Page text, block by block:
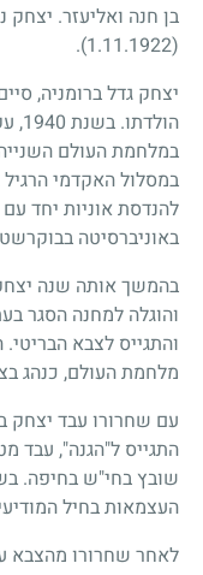
בן חנה ואליעזר. יצחק
(1.11.1922)
.
יצחק גדל ברומניה,
במלחמת העולם
במסלול האקדמי
להנדסת אוניות יחד
באוניברסיטה
בהמשך אותה שנה
מלחמת העולם, כנהג
התגייס ל"הגנה", עבד
העצמאות בחיל
לאחר שחרורו מהצבא